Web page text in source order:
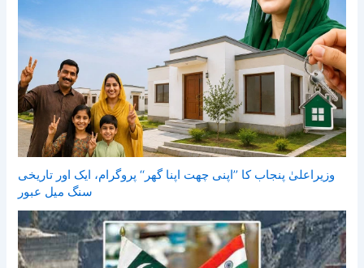
وزیراعلیٰ پنجاب کا ’’اپنی چھت اپنا گھر‘‘ پروگرام، ایک اور تاریخی
سنگ میل عبور